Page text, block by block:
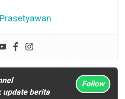
update berita
Follow